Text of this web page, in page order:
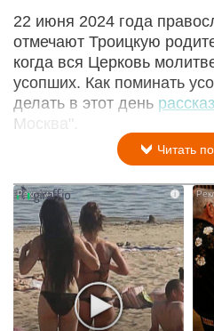
22 июня 2024 года
отмечают Троицкую
когда вся Церковь
усопших. Как поминать
делать в этот день
Москва".
Читать
i